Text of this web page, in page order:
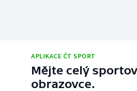
APLIKACE ČT SPORT
Mějte celý
obrazovce.